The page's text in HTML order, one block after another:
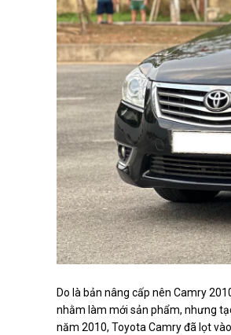
Do là bản nâng cấp nên Camry
nhằm làm mới sản phẩm, nhưng
năm 2010, Toyota Camry đã lọt